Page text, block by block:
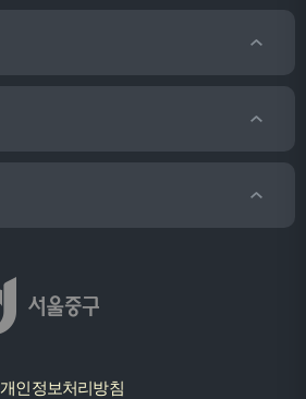
개인정보처리방침